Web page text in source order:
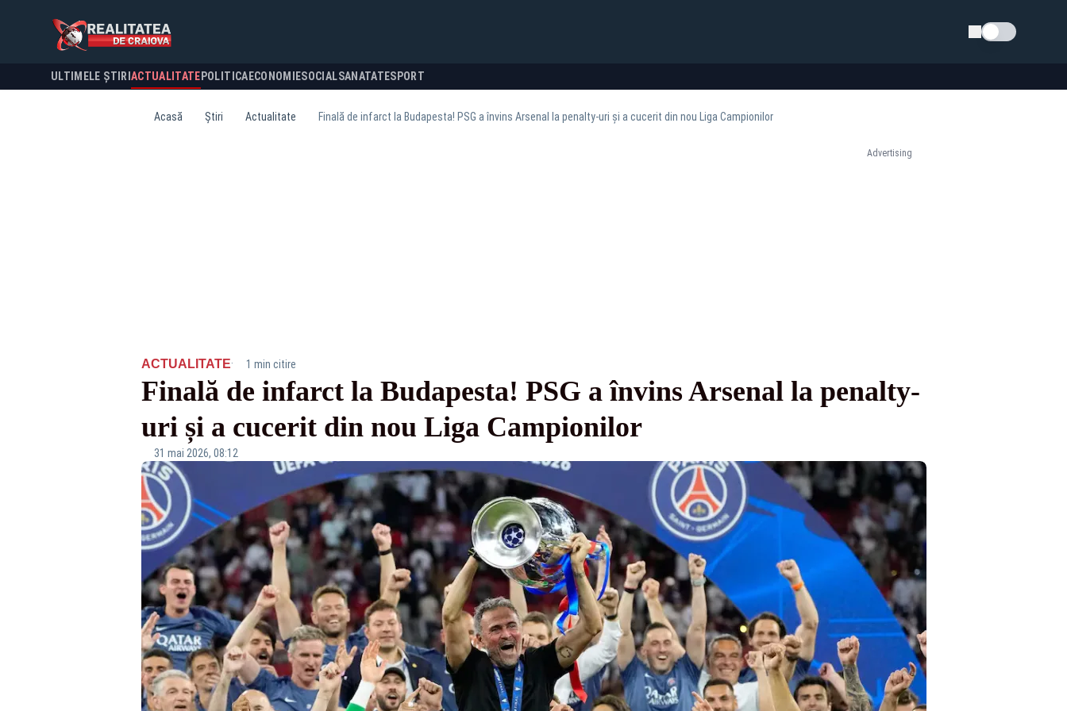
Schimba tema
ULTIMELE ȘTIRI ACTUALITATE POLITICA ECONOMIESOCIALSANATATESPORT
Acasă Știri Actualitate Finală de infarct la Budapesta! PSG a învins Arsenal la penalty-uri și a cucerit din nou Liga Campionilor
Advertising
ACTUALITATE· 1 min citire
Finală de infarct la Budapesta! PSG a învins Arsenal la penalty-
uri și a cucerit din nou Liga Campionilor
31 mai 2026, 08:12